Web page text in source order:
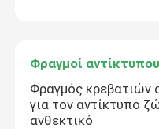
Φραγμοί
Φραγμός κρεβατιών
για τον αντίκτυπο
ανθεκτικό